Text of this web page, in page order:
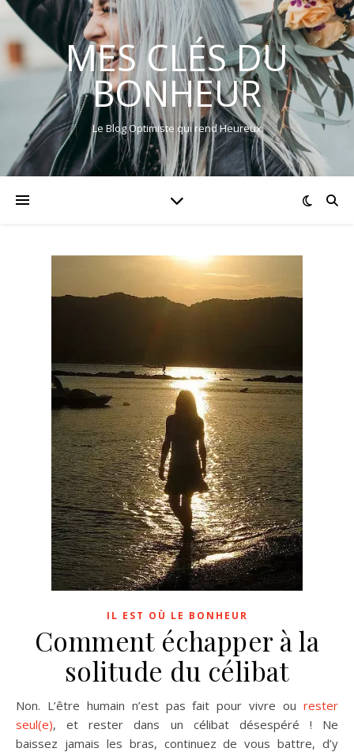
MES CLÉS DU
BONHEUR
Le Blog Optimiste qui rend Heureux
IL EST OÙ LE BONHEUR
Comment échapper à la
solitude du célibat
Non. L’être humain n’est pas fait pour vivre ou rester
seul(e), et rester dans un célibat désespéré ! Ne
baissez jamais les bras, continuez de vous battre, d’y